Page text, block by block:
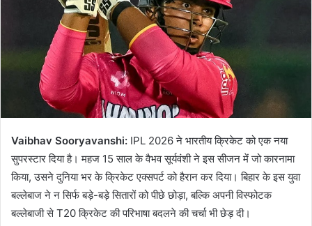
Vaibhav Sooryavanshi: IPL 2026 ने भारतीय क्रिकेट को एक नया
सुपरस्टार दिया है। महज 15 साल के वैभव सूर्यवंशी ने इस सीजन में जो कारनामा
किया, उसने दुनिया भर के क्रिकेट एक्सपर्ट को हैरान कर दिया। बिहार के इस युवा
बल्लेबाज ने न सिर्फ बड़े-बड़े सितारों को पीछे छोड़ा, बल्कि अपनी विस्फोटक
बल्लेबाजी से T20 क्रिकेट की परिभाषा बदलने की चर्चा भी छेड़ दी।